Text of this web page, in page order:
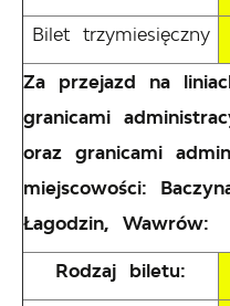
Bilet trzymiesięczny
Za przejazd na
granicami
oraz granicami
miejscowości:
Łagodzin, Wawrów:
Rodzaj biletu: